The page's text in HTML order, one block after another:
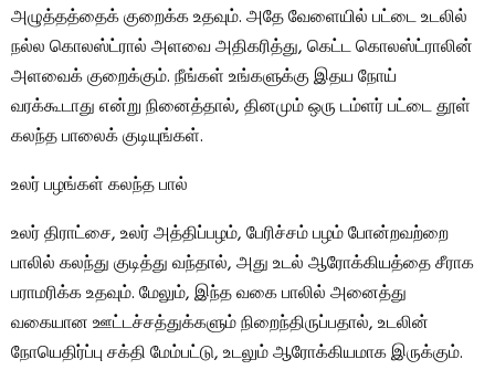
அழுத்தத்தைக் குறைக்க உதவும். அதே வேளையில் பட்டை உடலில்
நல்ல கொலஸ்ட்ரால் அளவை அதிகரித்து, கெட்ட கொலஸ்ட்ராலின்
அளவைக் குறைக்கும். நீங்கள் உங்களுக்கு இதய நோய்
வரக்கூடாது என்று நினைத்தால், தினமும் ஒரு டம்ளர் பட்டை தூள்
கலந்த பாலைக் குடியுங்கள்.
உலர் பழங்கள் கலந்த பால்
உலர் திராட்சை, உலர் அத்திப்பழம், பேரிச்சம் பழம் போன்றவற்றை
பாலில் கலந்து குடித்து வந்தால், அது உடல் ஆரோக்கியத்தை சீராக
பராமரிக்க உதவும். மேலும், இந்த வகை பாலில் அனைத்து
வகையான ஊட்டச்சத்துக்களும் நிறைந்திருப்பதால், உடலின்
நோயெதிர்ப்பு சக்தி மேம்பட்டு, உடலும் ஆரோக்கியமாக இருக்கும்.